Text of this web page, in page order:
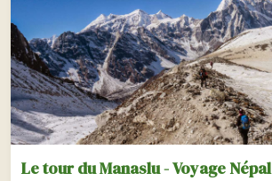
Le tour du Manaslu - Voyage Népal